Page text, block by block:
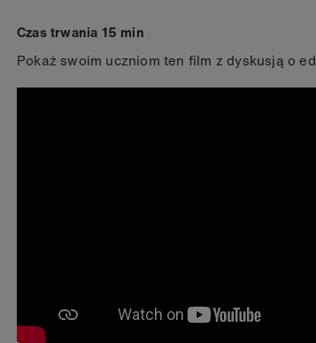
Czas trwania 15 min
Pokaż swoim uczniom ten film z dyskusją o